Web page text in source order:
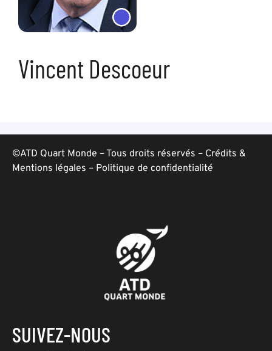
Vincent Descoeur
©ATD Quart Monde – Tous droits réservés – Crédits &
Mentions légales – Politique de confidentialité
SUIVEZ-NOUS